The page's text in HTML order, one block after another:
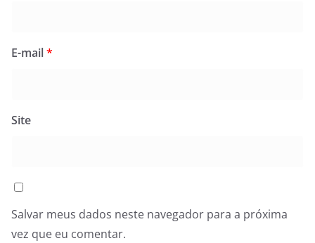
E-mail*
Site
Salvar meus dados neste navegador para a próxima
vez que eu comentar.